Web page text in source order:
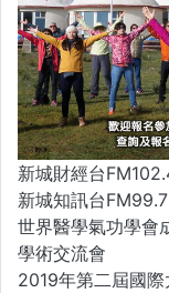
新城財經台
新城知訊台
世界醫學氣功學會
學術交流會
2019年第二屆國